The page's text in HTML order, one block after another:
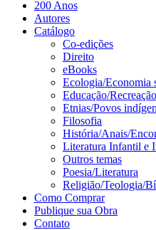
200 Anos
Autores
Catálogo
Co-edições
Direito
eBooks
Ecologia/Economia
Educação/Recreação
Etnias/Povos
Filosofia
História/Anais/
Literatura Infantil e
Outros temas
Poesia/Literatura
Religião/Teologia/
Como Comprar
Publique sua Obra
Contato